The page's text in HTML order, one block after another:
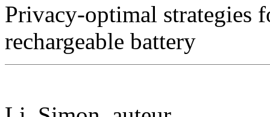
Privacy-optimal strategies
rechargeable battery